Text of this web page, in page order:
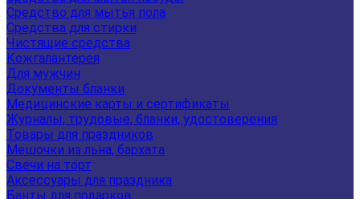
Средство для мытья пола
Средства для стирки
Чистящие средства
Кожгалантерея
Для мужчин
Документы бланки
Медицинские карты и сертификаты
Журналы, трудовые, бланки, удостоверения
Товары для праздников
Мешочки из льна, бархата
Свечи на торт
Аксессуары для праздника
Банты для подарков